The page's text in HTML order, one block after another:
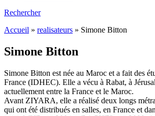
Rechercher
Accueil » realisateurs » Simone Bitton
Simone Bitton
Simone Bitton est née au Maroc et a fait des
France (IDHEC). Elle a vécu à Rabat, à
actuellement entre la France et le Maroc.
Avant ZIYARA, elle a réalisé deux longs
qui ont été distribués en salles, en France et